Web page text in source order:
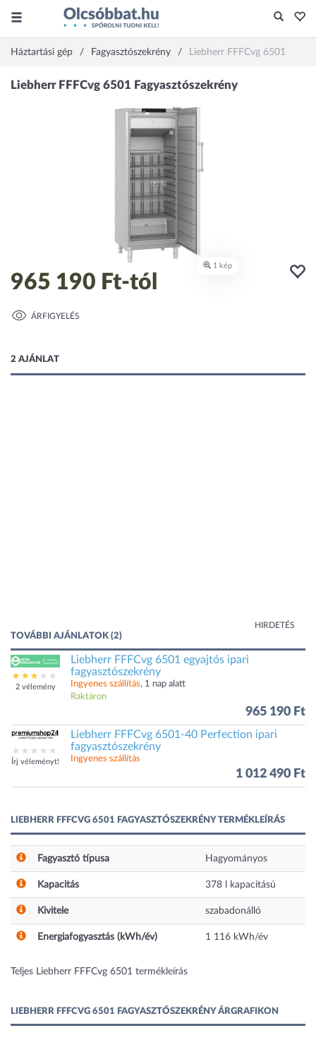
Háztartási gép Fagyasztószekrény Liebherr FFFCvg 6501
965 190 Ft-tól
ÁRFIGYELÉS
2 AJÁNLAT
HIRDETÉS
TOVÁBBI AJÁNLATOK (2)
2 vélemény
Liebherr FFFCvg 6501 egyajtós ipari
fagyasztószekrény
Ingyenes szállítás, 1 nap alatt
Raktáron
965 190 Ft
Írj véleményt!
Liebherr FFFCvg 6501-40 Perfection ipari
fagyasztószekrény
Ingyenes szállítás
1 012 490 Ft
LIEBHERR FFFCVG 6501 FAGYASZTÓSZEKRÉNY TERMÉKLEÍRÁS
Fagyasztó típusa Hagyományos
Kapacitás 378 kapacitású
Kivitele szabadonálló
Energiafogyasztás (kWh/év) 1 116 kWh/év
Teljes Liebherr FFFCvg 6501 termékleírás
LIEBHERR FFFCVG 6501 FAGYASZTÓSZEKRÉNY ÁRGRAFIKON